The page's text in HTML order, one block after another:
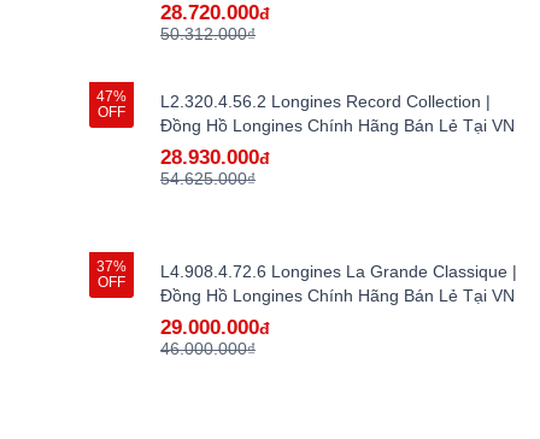
28.720.000đ
50.312.000₫
47%
OFF
L2.320.4.56.2 Longines Record Collection |
Đồng Hồ Longines Chính Hãng Bán Lẻ Tại VN
28.930.000đ
54.625.000₫
37%
OFF
L4.908.4.72.6 Longines La Grande Classique |
Đồng Hồ Longines Chính Hãng Bán Lẻ Tại VN
29.000.000đ
46.000.000₫